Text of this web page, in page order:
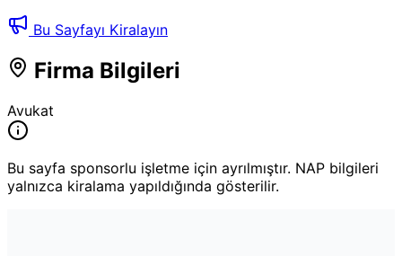
Bu Sayfayı Kiralayın
Firma Bilgileri
Avukat
Bu sayfa sponsorlu işletme için ayrılmıştır. NAP bilgileri
yalnızca kiralama yapıldığında gösterilir.